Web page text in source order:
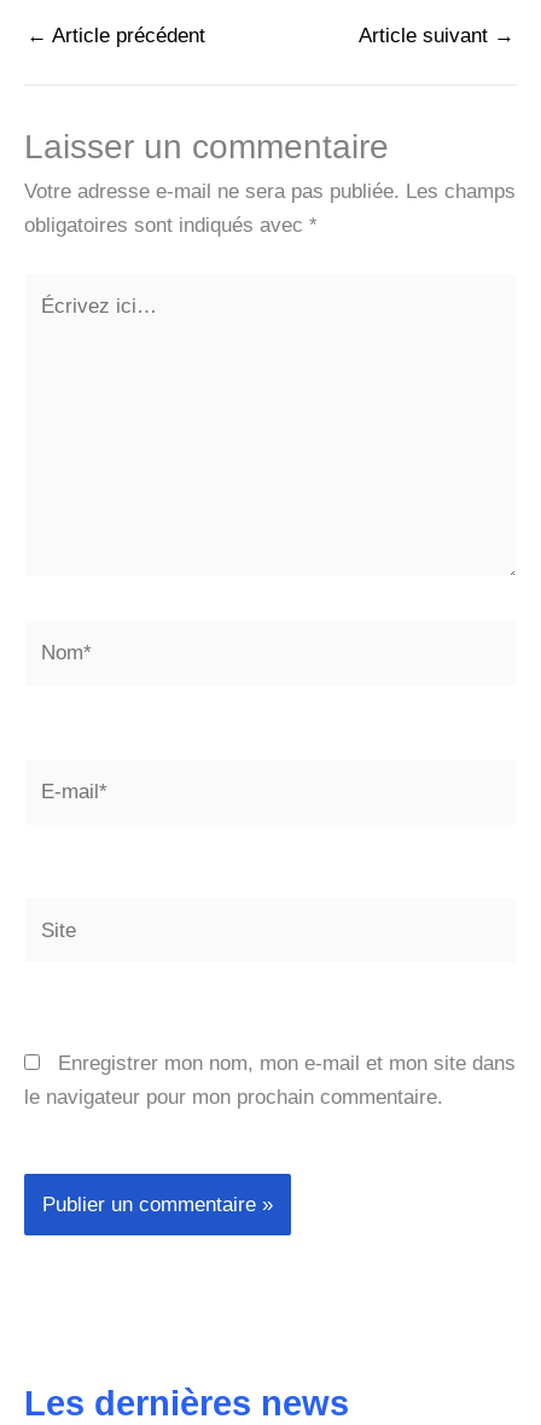
← Article précédent Article suivant →
Laisser un commentaire
Votre adresse e-mail ne sera pas publiée. Les champs
obligatoires sont indiqués avec *
Enregistrer mon nom, mon e-mail et mon site dans
le navigateur pour mon prochain commentaire.
Les dernières news